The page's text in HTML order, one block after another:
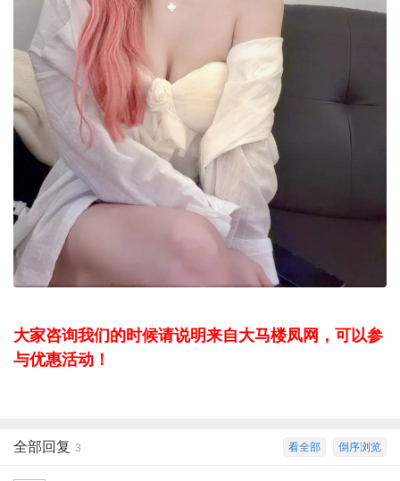
大家咨询我们的时候请说明来自大马楼凤网，可以参
与优惠活动！
倒序浏览
看全部
全部回复 3